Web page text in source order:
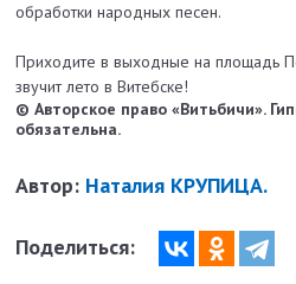
обработки народных песен.
Приходите в выходные на площадь
звучит лето в Витебске!
© Авторское право «Витьбичи».
обязательна.
Автор: Наталия КРУПИЦА.
Поделиться: